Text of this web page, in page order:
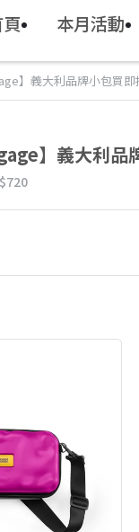
本月活動
】義大利品牌小包買
】義大利